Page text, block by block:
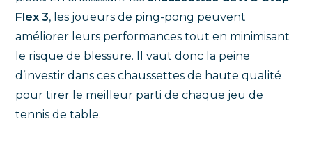
Flex 3, les joueurs de ping-pong peuvent
améliorer leurs performances tout en minimisant
le risque de blessure. Il vaut donc la peine
d’investir dans ces chaussettes de haute qualité
pour tirer le meilleur parti de chaque jeu de
tennis de table.